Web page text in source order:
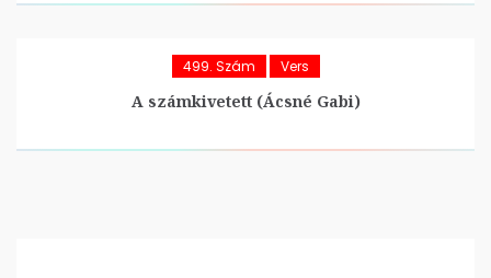
499. Szám Vers
A számkivetett (Ácsné Gabi)